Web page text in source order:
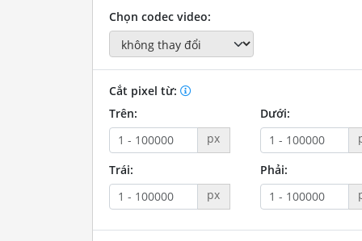
Chọn codec video:
Cắt pixel từ:
Trên:
px
Dưới:
Trái:
px
Phải: